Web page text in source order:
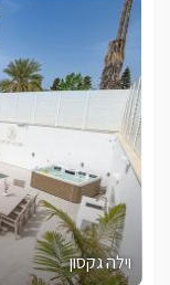
וילה גקסון